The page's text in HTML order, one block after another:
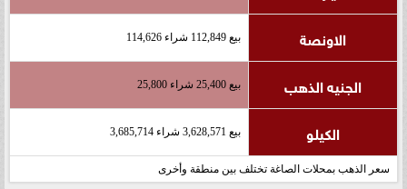
الاونصة بيع 112,849 شراء 114,626
الجنيه الذهب بيع 25,400 شراء 25,800
الكيلو بيع 3,628,571 شراء 3,685,714
سعر الذهب بمحلات الصاغة تختلف بين منطقة وأخرى